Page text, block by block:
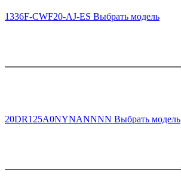
1336F-CWF20-AJ-ES Выбрать модель
20DR125A0NYNANNNN Выбрать модель